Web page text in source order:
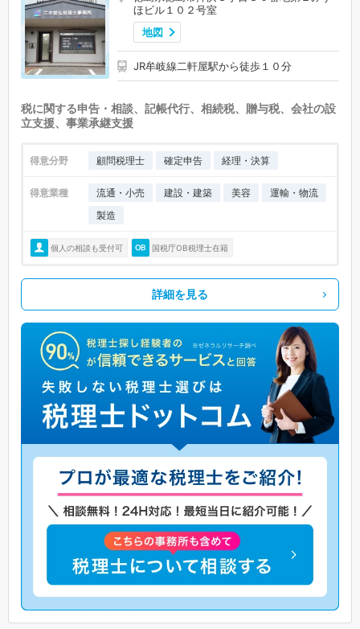
ほビル１０２号室
地図
JR牟岐線二軒屋駅から徒歩１０分
税に関する申告・相談、記帳代行、相続税、贈与税、会社の設
立支援、事業承継支援
得意分野 顧問税理士 確定申告 経理・決算
得意業種 流通・小売 建設・建築 美容
運輸・物流
製造
個人の相談も受付可 国税庁OB税理士在籍
詳細を見る